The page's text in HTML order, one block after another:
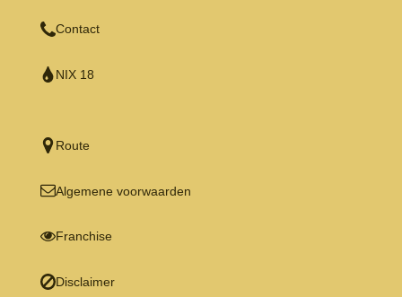
Contact
NIX 18
Route
Algemene voorwaarden
Franchise
Disclaimer